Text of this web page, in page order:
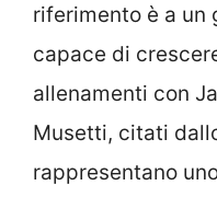
riferimento è a un
capace di
allenamenti con
Musetti, citati
rappresentano